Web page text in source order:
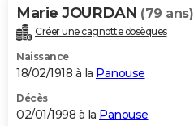
Marie JOURDAN (79 ans)
Créer une cagnotte obsèques
Naissance
18/02/1918 à la Panouse
Décès
02/01/1998 à la Panouse